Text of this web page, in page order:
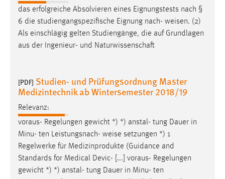
das erfolgreiche Absolvieren eines Eignungstests nach §
6 die studiengangspezifische Eignung nach- weisen. (2)
Als einschlägig gelten Studiengänge, die auf Grundlagen
aus der Ingenieur- und Naturwissenschaft
[PDF] Studien- und Prüfungsordnung Master
Medizintechnik ab Wintersemester 2018/19
Relevanz:
voraus- Regelungen gewicht *) *) anstal- tung Dauer in
Minu- ten Leistungsnach- weise setzungen *) 1
Regelwerke für Medizinprodukte (Guidance and
Standards for Medical Devic- [...] voraus- Regelungen
gewicht *) *) anstal- tung Dauer in Minu- ten
Zweck:
Wird benötigt um die Chatfunktion nutzen zu können.
Cookie Laufzeit:
MibewSessionID, mibew-chat-frame-style-
Login
Name:
fe_user, be_user, be_lastLoginProvider
Zweck:
Dieser Cookie ist notwendig um sich an der Website
einloggen zu können.